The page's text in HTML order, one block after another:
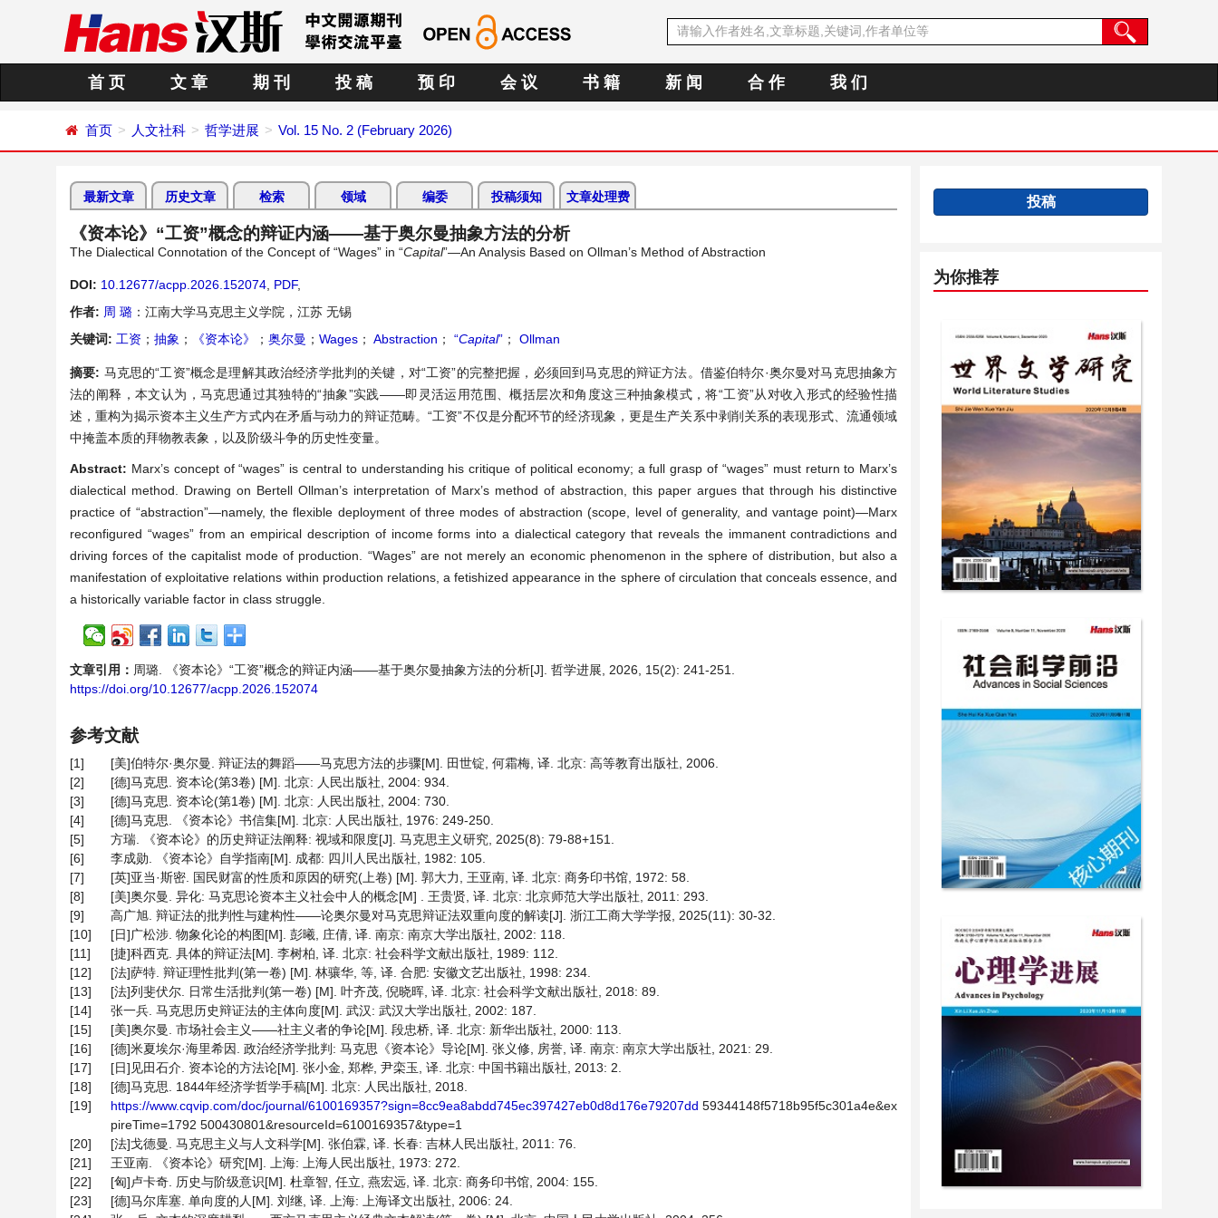
首 页 文 章 期 刊 投 稿 预 印 会 议 书 籍 新 闻 合 作 我 们
首页 人文社科 哲学进展 Vol. 15 No. 2 (February 2026)
最新文章 历史文章 检索 领域 编委 投稿须知 文章处理费
《资本论》“工资”概念的辩证内涵——基于奥尔曼抽象方法的分析
The Dialectical Connotation of the Concept of “Wages” in “Capital”—An Analysis Based on Ollman’s Method of Abstraction
DOI: 10.12677/acpp.2026.152074 PDF,
作者: 周 璐 ：江南大学马克思主义学院，江苏 无锡
关键词: 工资 ； 抽象 ； 《资本论》 ； 奥尔曼 ； Wages ； Abstraction ； “Capital” ； Ollman
摘要: 马克思的“工资”概念是理解其政治经济学批判的关键，对“工资”的完整把握，必须回到马克思的辩证方法。借鉴伯特尔·奥尔曼对马克思抽象方
法的阐释，本文认为，马克思通过其独特的“抽象”实践——即灵活运用范围、概括层次和角度这三种抽象模式，将“工资”从对收入形式的经验性描
述，重构为揭示资本主义生产方式内在矛盾与动力的辩证范畴。“工资”不仅是分配环节的经济现象，更是生产关系中剥削关系的表现形式、流通领域
中掩盖本质的拜物教表象，以及阶级斗争的历史性变量。
Abstract: Marx’s concept of “wages” is central to understanding his critique of political economy; a full grasp of “wages” must return to Marx’s
dialectical method. Drawing on Bertell Ollman’s interpretation of Marx’s method of abstraction, this paper argues that through his distinctive
practice of “abstraction”—namely, the flexible deployment of three modes of abstraction (scope, level of generality, and vantage point)—Marx
reconfigured “wages” from an empirical description of income forms into a dialectical category that reveals the immanent contradictions and
driving forces of the capitalist mode of production. “Wages” are not merely an economic phenomenon in the sphere of distribution, but also a
manifestation of exploitative relations within production relations, a fetishized appearance in the sphere of circulation that conceals essence, and
a historically variable factor in class struggle.
文章引用： 周璐. 《资本论》“工资”概念的辩证内涵——基于奥尔曼抽象方法的分析[J]. 哲学进展, 2026, 15(2): 241-251.
https://doi.org/10.12677/acpp.2026.152074
参考文献
[1]
[美]伯特尔·奥尔曼. 辩证法的舞蹈——马克思方法的步骤[M]. 田世锭, 何霜梅, 译. 北京: 高等教育出版社, 2006.
[2]
[德]马克思. 资本论(第3卷) [M]. 北京: 人民出版社, 2004: 934.
[3]
[德]马克思. 资本论(第1卷) [M]. 北京: 人民出版社, 2004: 730.
[4]
[德]马克思. 《资本论》书信集[M]. 北京: 人民出版社, 1976: 249-250.
[5]
方瑞. 《资本论》的历史辩证法阐释: 视域和限度[J]. 马克思主义研究, 2025(8): 79-88+151.
[6]
李成勋. 《资本论》自学指南[M]. 成都: 四川人民出版社, 1982: 105.
[7]
[英]亚当·斯密. 国民财富的性质和原因的研究(上卷) [M]. 郭大力, 王亚南, 译. 北京: 商务印书馆, 1972: 58.
[8]
[美]奥尔曼. 异化: 马克思论资本主义社会中人的概念[M] . 王贵贤, 译. 北京: 北京师范大学出版社, 2011: 293.
[9]
高广旭. 辩证法的批判性与建构性——论奥尔曼对马克思辩证法双重向度的解读[J]. 浙江工商大学学报, 2025(11): 30-32.
[10]
[日]广松涉. 物象化论的构图[M]. 彭曦, 庄倩, 译. 南京: 南京大学出版社, 2002: 118.
[11]
[捷]科西克. 具体的辩证法[M]. 李树柏, 译. 北京: 社会科学文献出版社, 1989: 112.
[12]
[法]萨特. 辩证理性批判(第一卷) [M]. 林骧华, 等, 译. 合肥: 安徽文艺出版社, 1998: 234.
[13]
[法]列斐伏尔. 日常生活批判(第一卷) [M]. 叶齐茂, 倪晓晖, 译. 北京: 社会科学文献出版社, 2018: 89.
[14]
张一兵. 马克思历史辩证法的主体向度[M]. 武汉: 武汉大学出版社, 2002: 187.
[15]
[美]奥尔曼. 市场社会主义——社主义者的争论[M]. 段忠桥, 译. 北京: 新华出版社, 2000: 113.
[16]
[德]米夏埃尔·海里希因. 政治经济学批判: 马克思《资本论》导论[M]. 张义修, 房誉, 译. 南京: 南京大学出版社, 2021: 29.
[17]
[日]见田石介. 资本论的方法论[M]. 张小金, 郑桦, 尹栾玉, 译. 北京: 中国书籍出版社, 2013: 2.
[18]
[德]马克思. 1844年经济学哲学手稿[M]. 北京: 人民出版社, 2018.
[19]
https://www.cqvip.com/doc/journal/6100169357?sign=8cc9ea8abdd745ec397427eb0d8d176e79207dd 59344148f5718b95f5c301a4e&ex
pireTime=1792 500430801&resourceId=6100169357&type=1
[20]
[法]戈德曼. 马克思主义与人文科学[M]. 张伯霖, 译. 长春: 吉林人民出版社, 2011: 76.
[21]
王亚南. 《资本论》研究[M]. 上海: 上海人民出版社, 1973: 272.
[22]
[匈]卢卡奇. 历史与阶级意识[M]. 杜章智, 任立, 燕宏远, 译. 北京: 商务印书馆, 2004: 155.
[23]
[德]马尔库塞. 单向度的人[M]. 刘继, 译. 上海: 上海译文出版社, 2006: 24.
投稿
为你推荐